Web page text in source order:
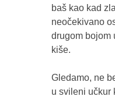
baš kao kad
neočekivano
drugom bojom
kiše.
Gledamo, ne
u svileni učkur